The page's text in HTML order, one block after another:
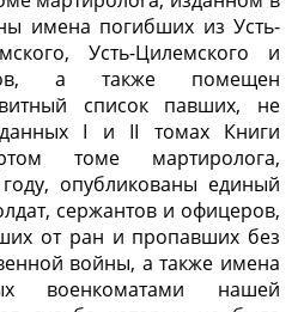
имена погибших из Усть-
Усть-Цилемского и
а также помещен
список павших, не
I и II томах Книги
томе мартиролога,
опубликованы единый
сержантов и офицеров,
от ран и пропавших без
войны, а также имена
военкоматами нашей